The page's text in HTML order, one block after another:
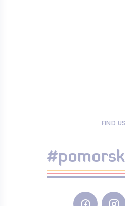
FIND US